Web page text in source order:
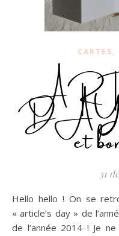
CARTES,
DAY
et
31
Hello hello ! On se retrouve aujourd’hui pour le dernier
« article’s day » de
de l’année 2014 ! Je